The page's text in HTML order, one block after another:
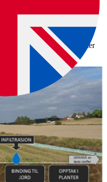
som ligger mellom åker